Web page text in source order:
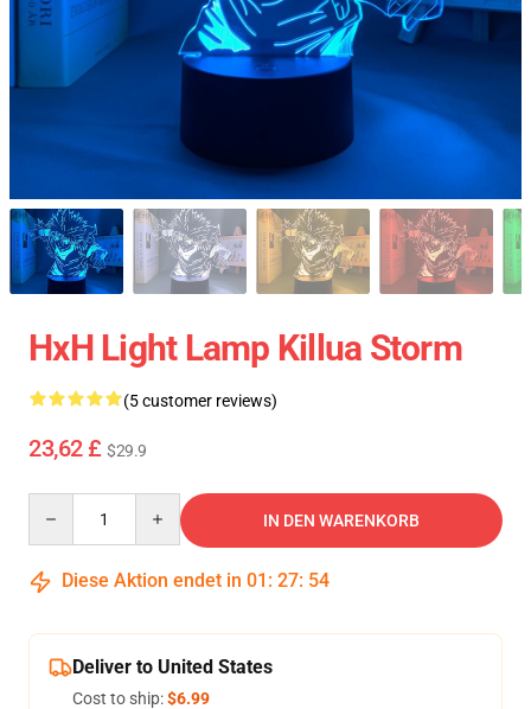
HxH Light Lamp Killua Storm
(5 customer reviews)
23,62 £ $29.9
IN DEN WARENKORB
Diese Aktion endet in 01 : 27: 53
Deliver to United States
Cost to ship:$6.99